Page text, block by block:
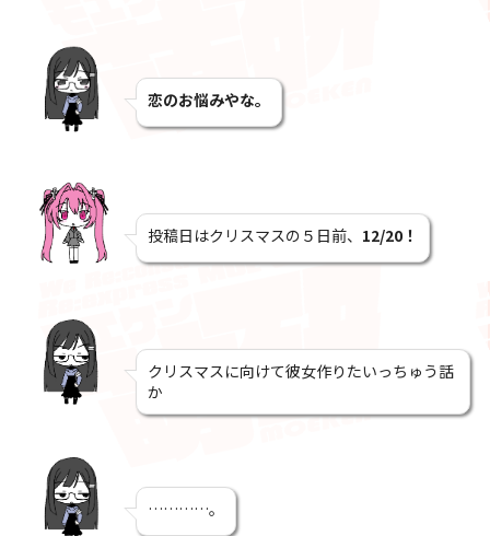
恋のお悩みやな。
投稿日はクリスマスの５日前、 12/20！
クリスマスに向けて彼女作りたいっちゅう話
か
…………。